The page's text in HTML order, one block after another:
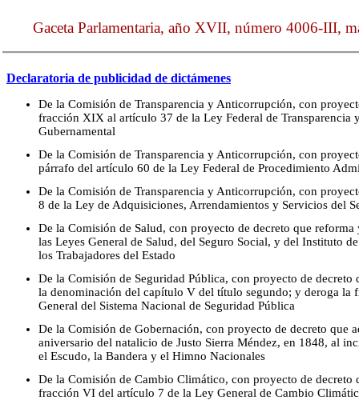
Gaceta Parlamentaria, año XVII, número 4006-III,
Declaratoria de publicidad de dictámenes
De la Comisión de Transparencia y Anticorrupción, con
fracción XIX al artículo 37 de la Ley Federal de Transparencia
Gubernamental
De la Comisión de Transparencia y Anticorrupción, con
párrafo del artículo 60 de la Ley Federal de Procedimiento
De la Comisión de Transparencia y Anticorrupción, con
8 de la Ley de Adquisiciones, Arrendamientos y Servicios del
De la Comisión de Salud, con proyecto de decreto que
las Leyes General de Salud, del Seguro Social, y del Instituto
los Trabajadores del Estado
De la Comisión de Seguridad Pública, con proyecto de
la denominación del capítulo V del título segundo; y deroga la
General del Sistema Nacional de Seguridad Pública
De la Comisión de Gobernación, con proyecto de decreto que
aniversario del natalicio de Justo Sierra Méndez, en 1848, al
el Escudo, la Bandera y el Himno Nacionales
De la Comisión de Cambio Climático, con proyecto de
fracción VI del artículo 7 de la Ley General de Cambio